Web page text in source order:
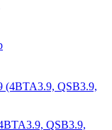
QSB3.9,